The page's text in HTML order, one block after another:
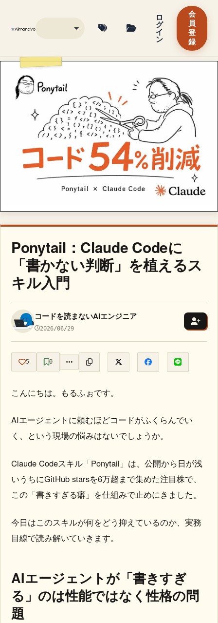
ロ
グ
イ
ン
会
員
登
録
Ponytail：Claude Codeに
「書かない判断」を植えるス
キル入門
コードを読まないAIエンジニア
2026/06/29
5 0
こんにちは。もるふぉです。
AIエージェントに頼むほどコードがふくらんでい
く、という現場の悩みはないでしょうか。
Claude Codeスキル「Ponytail」は、公開から日が浅
いうちにGitHub starsを6万超まで集めた注目株で、
この「書きすぎる癖」を仕組みで止めにきました。
今日はこのスキルが何をどう抑えているのか、実務
目線で読み解いていきます。
AIエージェントが「書きすぎ
る」のは性能ではなく性格の問
題